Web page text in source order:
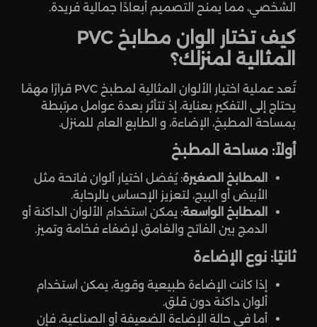
الشخصي، مما يمنح التصميم أبعادًا جمالية فريدة.
كيف تختار الوان مطابخ PVC
المثالية لمنزلك؟
تُعد عملية اختيار الألوان المثالية لمطبخ PVC قرارًا مهمًا
يحتاج إلى التفكير بعناية، إذ تتأثر بعدة عوامل مرتبطة
بمساحة المطبخ، الإضاءة، و الطابع العام للمنزل.
أولاً: مساحة المطبخ
المطابخ الصغيرة: يُفضل اختيار ألوان فاتحة مثل
الأبيض أو البيج، لتعزيز الإحساس بالرحابة.
المطابخ الواسعة: يمكن استخدام الألوان الداكنة أو
الدمج بين الفاتح والغامق لإضفاء فخامة وتميز.
ثانيًا: نوع الإضاءة
إذا كانت الإضاءة طبيعية وقوية، يمكن استخدام
ألوان داكنة دون قلق.
أما في حالة الإضاءة الضعيفة أو الصناعية، فإن